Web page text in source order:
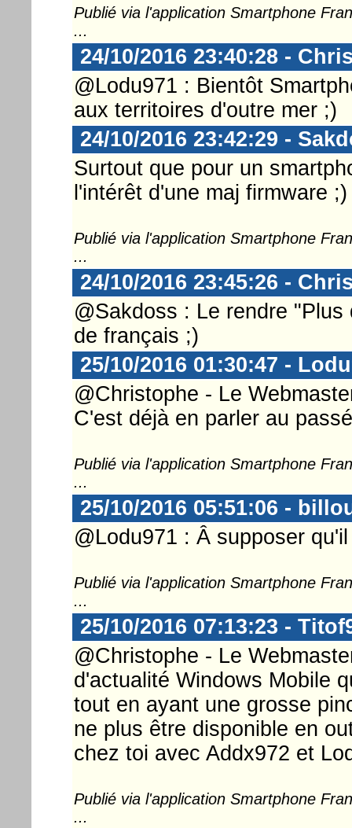
Publié via l'application Smartphone
...
24/10/2016 23:40:28 -
@Lodu971 : Bientôt
aux territoires d'outre mer ;)
24/10/2016 23:42:29 -
Surtout que pour un
l'intérêt d'une maj firmware ;)
Publié via l'application Smartphone
...
24/10/2016 23:45:26 -
@Sakdoss : Le rendre
de français ;)
25/10/2016 01:30:47 -
@Christophe - Le
C'est déjà en parler au
Publié via l'application Smartphone
...
25/10/2016 05:51:06 -
@Lodu971 : Â supposer
Publié via l'application Smartphone
...
25/10/2016 07:13:23 -
@Christophe - Le
d'actualité Windows Mobile
tout en ayant une grosse
ne plus être disponible en
chez toi avec Addx972 et
Publié via l'application Smartphone
...